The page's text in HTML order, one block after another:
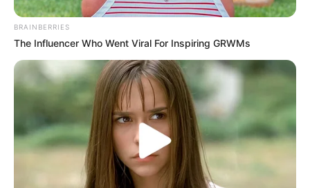
BRAINBERRIES
The Influencer Who Went Viral For Inspiring GRWMs